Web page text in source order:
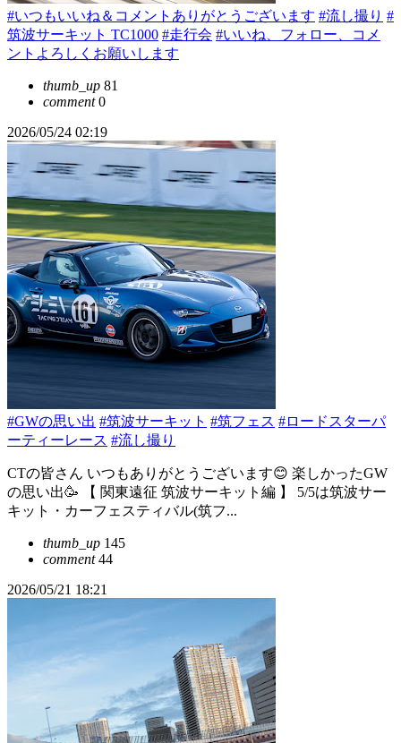
#いつもいいね＆コメントありがとうございます #流し撮り #
筑波サーキット TC1000 #走行会 #いいね、フォロー、コメ
ントよろしくお願いします
thumb_up 81
comment0
2026/05/24 02:19
#GWの思い出 #筑波サーキット #筑フェス #ロードスターパ
ーティーレース #流し撮り
CTの皆さん いつもありがとうございます😊 楽しかったGW
の思い出🥳 【 関東遠征 筑波サーキット編 】 5/5は筑波サー
キット・カーフェスティバル(筑フ...
thumb_up 145
comment44
2026/05/21 18:21